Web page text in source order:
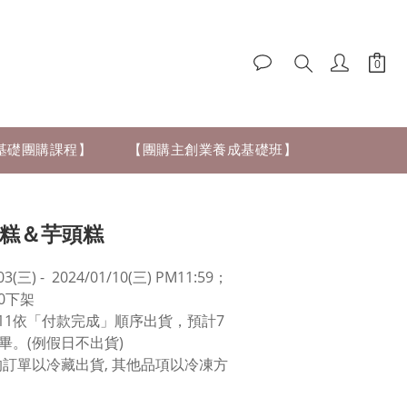
礎團購課程】 【團購主創業養成基礎班】
＆芋頭糕
三) -  2024/01/10(三) PM11:59；
下架
依「付款完成」順序出貨，預計7
。(例假日不出貨)
單以冷藏出貨, 其他品項以冷凍方